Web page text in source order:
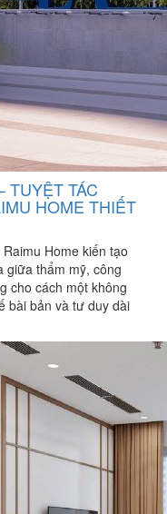
TUYỆT TÁC
HOME THIẾT
Home kiến tạo
giữa thẩm mỹ, công
cho cách một không
bài bản và tư duy dài